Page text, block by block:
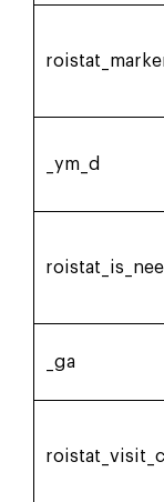
_ym_d
_ga